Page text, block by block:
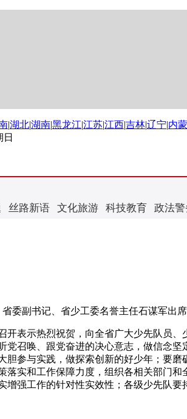
|湖北|湖南|黑龙江|江苏|江西|吉林|辽宁|内
日
丝路新语 文化旅游 科技教育 政法警
副书记、省少工委名誉主任石谋军出席
示热烈祝贺，向全省广大少先队员、
召唤、跟党奋进的决心意志，做信念
参与实践，做探索创新的好少年；要
实和工作保障力度，组织各相关部门
强工作的针对性实效性；各级少先队